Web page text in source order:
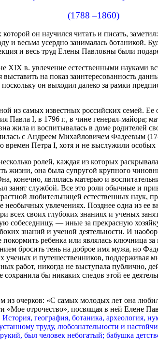
(1788 –1860)
он научился читать и писать,
и весьма усердно занималась ботаникой.
и весь труд Елены Павловны были
в. увлечение естественными науками
на показ заинтересованность
он выходил далеко за рамки
из самых известных российских семей.
Павла I, в 1796 г., в чине генерал-майора;
жила и воспитывалась в доме родителей
с Андреем Михайловичем Фадеевым
Петра I, хотя и не выслужили особых
ролей, каждая из которых
жизни, она была супругой крупного
конечно, являлась матерью и
занят службой. Все это роли обычные и
любительницей естественных наук,
необычных увлечениях. Позднее одна из
своих глубоких знаниях и ученых
собеседницу, — иные за прекрасную
знаний и ученой деятельности. И
ребенка или являлась ключница
бросить тень на доброе имя мужа, но
и путешественников, поддерживая
работ, никогда не выступала публично,
бы никаких следов этой ее
очерков: «С самых молодых лет она
«Мое отрочество», посвящая в ней Елене
география, ботаника, археология,
труду, любознательности и
был человек небогатый; бабушка